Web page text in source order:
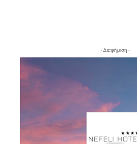
- Διαφήμιση -